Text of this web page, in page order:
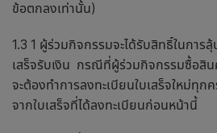
ข้อตกลงเท่านั้น)
1.3 1 ผู้ร่วมกิจกรรมจะได้รับสิทธิ์ในการ
เสร็จรับเงิน กรณีที่ผู้ร่วมกิจกรรมซื้อสิน
จะต้องทำการลงทะเบียนใบเสร็จใหม่ทุก
จากใบเสร็จที่ได้ลงทะเบียนก่อนหน้านี้